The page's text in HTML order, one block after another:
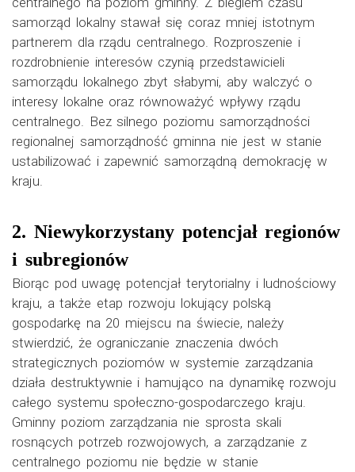
samorząd lokalny stawał się coraz mniej istotnym
partnerem dla rządu centralnego. Rozproszenie i
rozdrobnienie interesów czynią przedstawicieli
samorządu lokalnego zbyt słabymi, aby walczyć o
interesy lokalne oraz równoważyć wpływy rządu
centralnego. Bez silnego poziomu samorządności
regionalnej samorządność gminna nie jest w stanie
ustabilizować i zapewnić samorządną demokrację w
kraju.
2. Niewykorzystany potencjał regionów
i subregionów
Biorąc pod uwagę potencjał terytorialny i ludnościowy
kraju, a także etap rozwoju lokujący polską
gospodarkę na 20 miejscu na świecie, należy
stwierdzić, że ograniczanie znaczenia dwóch
strategicznych poziomów w systemie zarządzania
działa destruktywnie i hamująco na dynamikę rozwoju
całego systemu społeczno-gospodarczego kraju.
Gminny poziom zarządzania nie sprosta skali
rosnących potrzeb rozwojowych, a zarządzanie z
centralnego poziomu nie będzie w stanie